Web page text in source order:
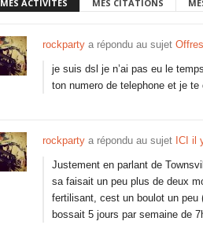
MES ACTIVITÉS MES CITATIONS
rockparty a répondu au sujet
je suis dsl je n’ai pas eu le
ton numero de telephone et je te
rockparty a répondu au sujet ICI il
Justement en parlant de
sa faisait un peu plus de deux
fertilisant, cest un boulot un
bossait 5 jours par semaine de